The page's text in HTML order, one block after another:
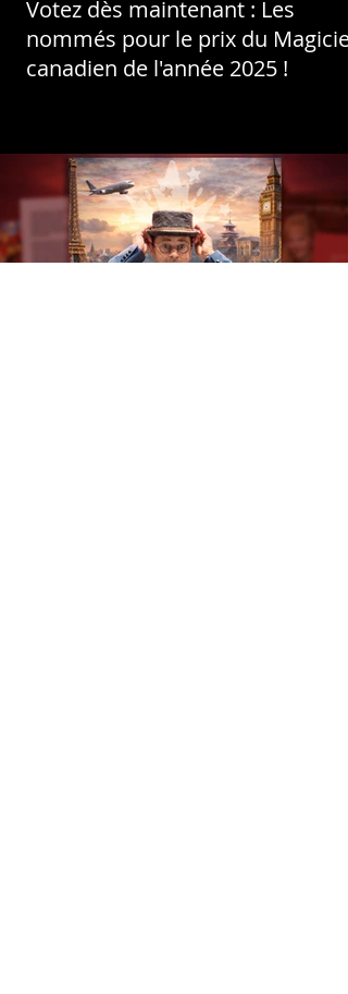
Votez dès maintenant : Les
nommés pour le prix du Magicien
canadien de l'année 2025 !